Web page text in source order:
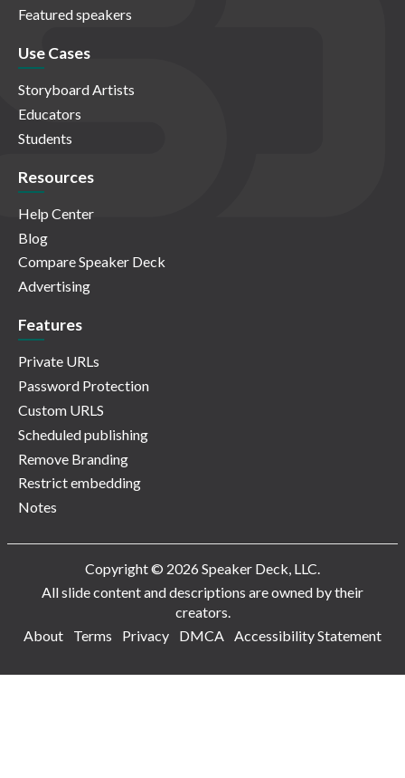
Featured speakers
Use Cases
Storyboard Artists
Educators
Students
Resources
Help Center
Blog
Compare Speaker Deck
Advertising
Features
Private URLs
Password Protection
Custom URLS
Scheduled publishing
Remove Branding
Restrict embedding
Notes
Copyright © 2026 Speaker Deck, LLC.
All slide content and descriptions are owned by their
creators.
About
Terms Privacy DMCA Accessibility Statement